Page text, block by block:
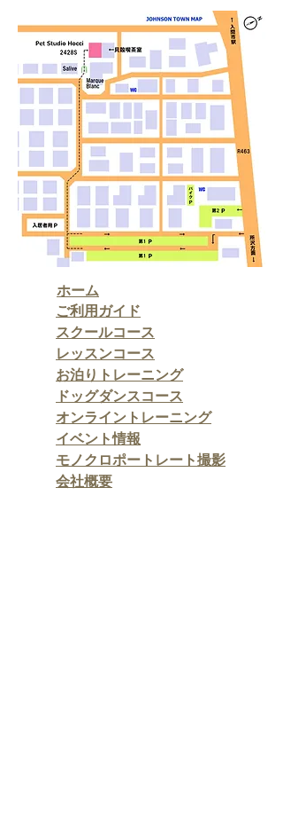
ホーム
ご利用ガイド
スクールコース
レッスンコース
お泊りトレーニング
ドッグダンスコース
​オンライントレーニング
​イベント情報
モノクロポートレート撮影
会社概要